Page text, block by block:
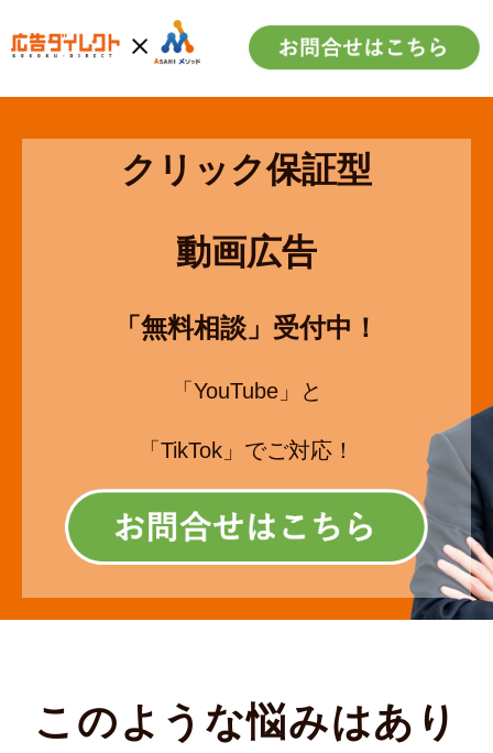
クリック保証型
動画広告
「無料相談」受付中！
「YouTube」と
「TikTok」でご対応！
このような悩みはあり